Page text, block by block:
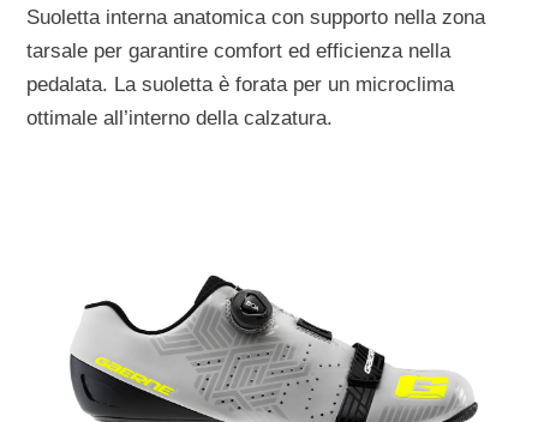
Suoletta interna anatomica con supporto nella zona
tarsale per garantire comfort ed efficienza nella
pedalata. La suoletta è forata per un microclima
ottimale all’interno della calzatura.